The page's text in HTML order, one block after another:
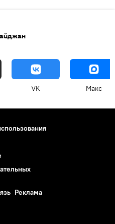
VK Макс
Реклама